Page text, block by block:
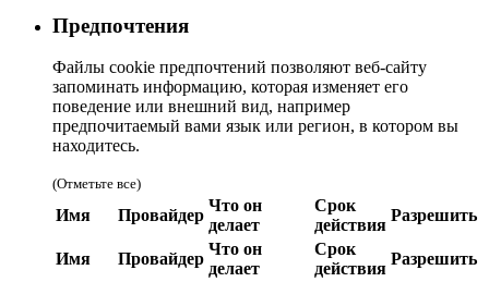
Предпочтения
Файлы cookie предпочтений позволяют веб-сайту
запоминать информацию, которая изменяет его
поведение или внешний вид, например
предпочитаемый вами язык или регион, в котором вы
находитесь.
(Отметьте все)
Имя Провайдер
Что он
делает
Срок
действия
Разрешить
Имя Провайдер
Что он
делает
Срок
действия
Разрешить